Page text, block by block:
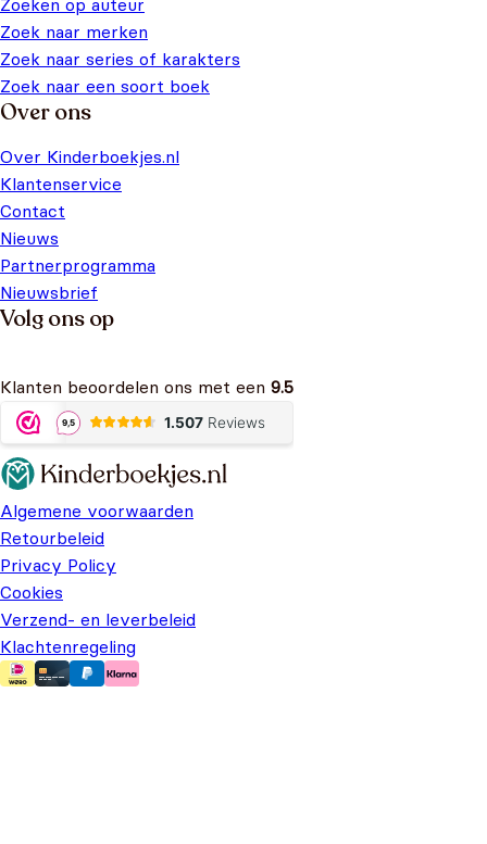
Zoeken op auteur
Zoek naar merken
Zoek naar series of karakters
Zoek naar een soort boek
Over ons
Over Kinderboekjes.nl
Klantenservice
Contact
Nieuws
Partnerprogramma
Nieuwsbrief
Volg ons op
Klanten beoordelen ons met een 9.5
Algemene voorwaarden
Retourbeleid
Privacy Policy
Cookies
Verzend- en leverbeleid
Klachtenregeling